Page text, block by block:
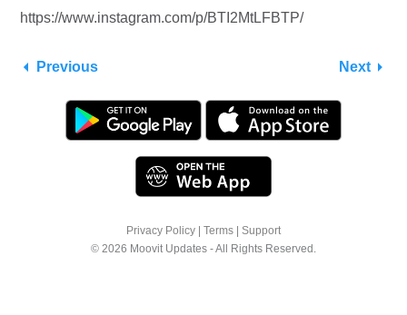
https://www.instagram.com/p/BTI2MtLFBTP/
Previous Next
Privacy Policy Terms
Support
© 2026 Moovit Updates - All Rights Reserved.